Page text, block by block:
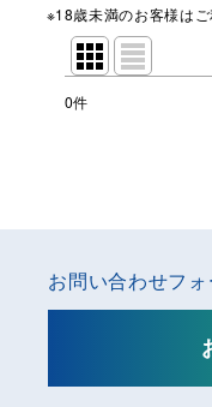
※18歳未満のお客様はご
0件
お問い合わせフ